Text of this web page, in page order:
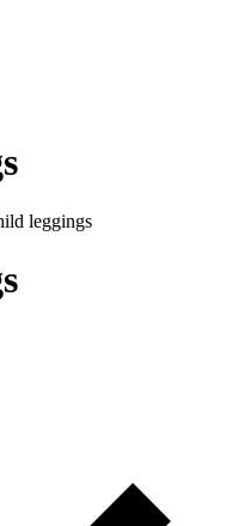
leggings